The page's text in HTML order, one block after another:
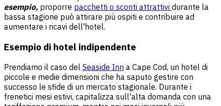
esempio, proporre pacchetti o sconti attrattivi durante la
bassa stagione può attirare più ospiti e contribuire ad
aumentare i ricavi dell'hotel.
Esempio di hotel indipendente
Prendiamo il caso del Seaside Inn a Cape Cod, un hotel di
piccole e medie dimensioni che ha saputo gestire con
successo le sfide di un mercato stagionale. Durante i
frenetici mesi estivi, capitalizza sull'alta domanda con una